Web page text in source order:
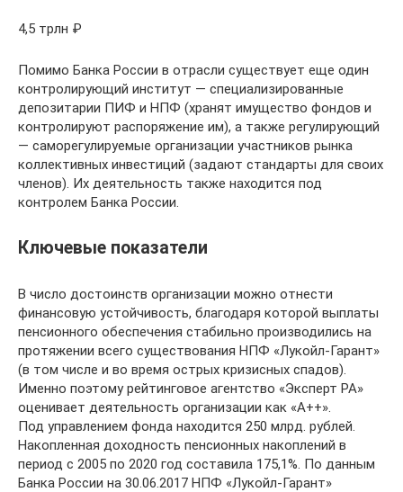
4,5 трлн ₽
Помимо Банка России в отрасли существует еще один
контролирующий институт — специализированные
депозитарии ПИФ и НПФ (хранят имущество фондов и
контролируют распоряжение им), а также регулирующий
— саморегулируемые организации участников рынка
коллективных инвестиций (задают стандарты для своих
членов). Их деятельность также находится под
контролем Банка России.
Ключевые показатели
В число достоинств организации можно отнести
финансовую устойчивость, благодаря которой выплаты
пенсионного обеспечения стабильно производились на
протяжении всего существования НПФ «Лукойл-Гарант»
(в том числе и во время острых кризисных спадов).
Именно поэтому рейтинговое агентство «Эксперт РА»
оценивает деятельность организации как «А++».
Под управлением фонда находится 250 млрд. рублей.
Накопленная доходность пенсионных накоплений в
период с 2005 по 2020 год составила 175,1%. По данным
Банка России на 30.06.2017 НПФ «Лукойл-Гарант»